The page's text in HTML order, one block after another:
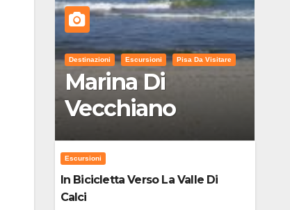
Destinazioni Escursioni Pisa Da Visitare
Marina Di
Vecchiano
Escursioni
In Bicicletta Verso La Valle Di
Calci